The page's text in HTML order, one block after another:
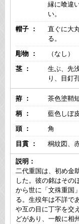
縁に喰違
い。
帽子 ：
直ぐに大
る。
彫物 ：
（なし）
茎 ：
生ぶ、先
り、目釘
拵 ：
茶色塗鞘
柄 ：
藍色しぼ
頭 ：
角
目貫 ：
桐紋図、
説明：
二代重国は、初め金
した。彼の銘はその
から世に「文殊重国
る。生歿年は不詳で
や互の目に丁字を交
どがあり、一般に相